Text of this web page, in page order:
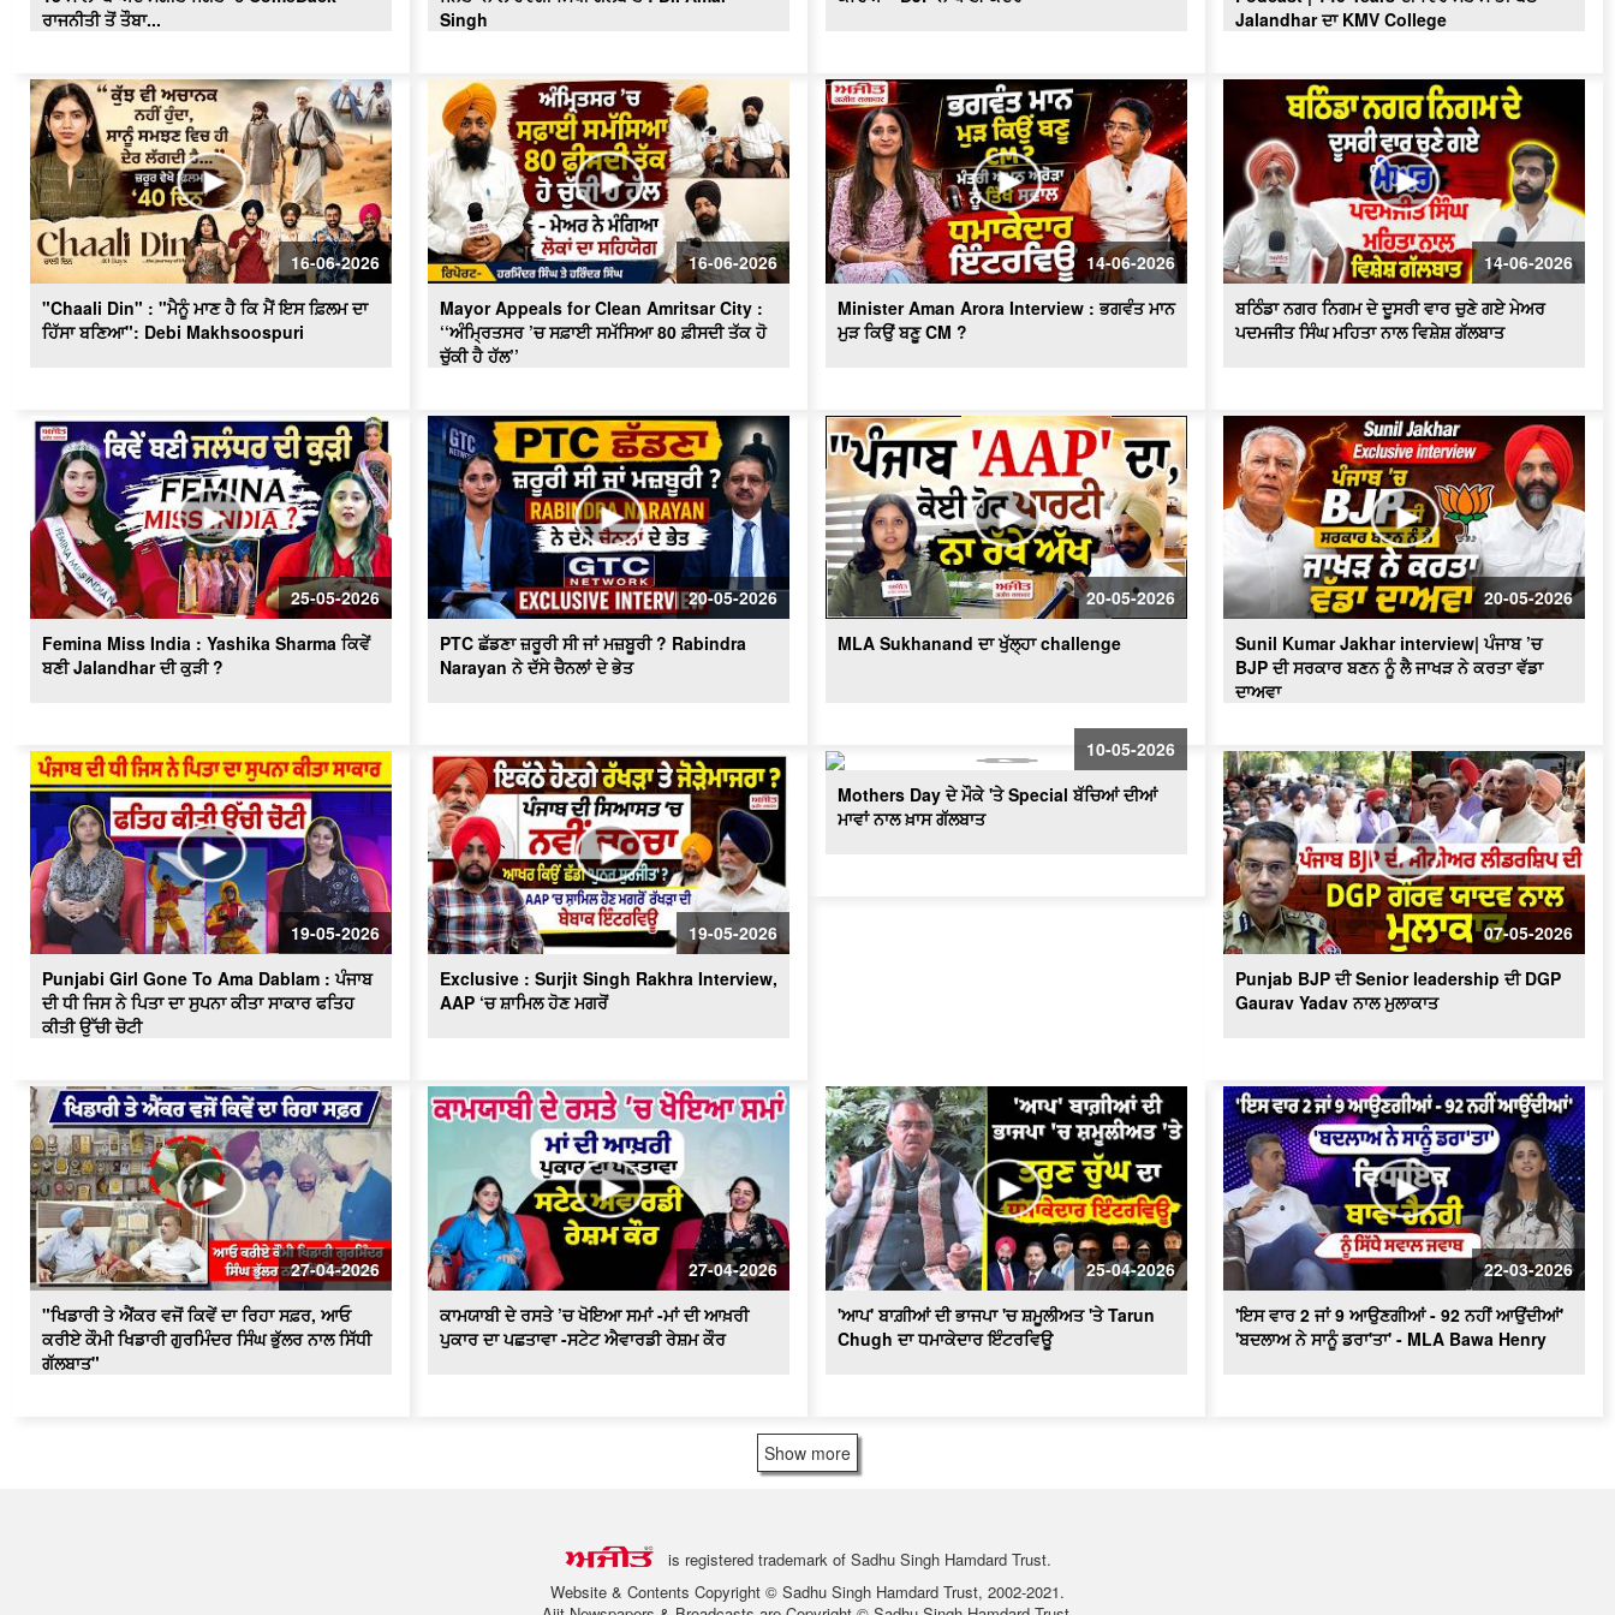
Sunil Kumar Jakhar interview| ਪੰਜਾਬ ’ਚ
BJP ਦੀ ਸਰਕਾਰ ਬਣਨ ਨੂੰ ਲੈ ਜਾਖੜ ਨੇ ਕਰਤਾ
Punjabi Girl Gone To Ama Dablam :
ਪੰਜਾਬ ਦੀ ਧੀ ਜਿਸ ਨੇ ਪਿਤਾ ਦਾ ਸੁਪਨਾ ਕੀਤਾ
ਸਾਕਾਰ ਫਤਿਹ ਕੀਤੀ ਉੱਚੀ ਚੋਟੀ
Exclusive : Surjit Singh Rakhra
Interview, AAP ‘ਚ ਸ਼ਾਮਿਲ ਹੋਣ ਮਗਰੋਂ
Mothers Day ਦੇ ਮੌਕੇ 'ਤੇ Special ਬੱਚਿਆਂ
ਦੀਆਂ ਮਾਵਾਂ ਨਾਲ ਖ਼ਾਸ ਗੱਲਬਾਤ
Punjab BJP ਦੀ Senior leadership ਦੀ
DGP Gaurav Yadav ਨਾਲ ਮੁਲਾਕਾਤ
ਕਾਮਯਾਬੀ ਦੇ ਰਸਤੇ ’ਚ ਖੋਇਆ ਸਮਾਂ -ਮਾਂ ਦੀ
ਆਖ਼ਰੀ ਪੁਕਾਰ ਦਾ ਪਛਤਾਵਾ -ਸਟੇਟ ਐਵਾਰਡੀ
ਰੇਸ਼ਮ ਕੌਰ
'ਆਪ' ਬਾਗ਼ੀਆਂ ਦੀ ਭਾਜਪਾ 'ਚ ਸ਼ਮੂਲੀਅਤ 'ਤੇ
Tarun Chugh ਦਾ ਧਮਾਕੇਦਾਰ ਇੰਟਰਵਿਊ
'ਇਸ ਵਾਰ 2 ਜਾਂ 9 ਆਉਣਗੀਆਂ - 92 ਨਹੀਂ
ਆਉਂਦੀਆਂ' 'ਬਦਲਾਅ ਨੇ ਸਾਨੂੰ ਡਰਾ'ਤਾ' - MLA
Bawa Henry
ਰਾਜਨੀਤੀ ਤੋਂ ਤੌਬਾ...
Singh
Jalandhar ਦਾ KMV College
16-06-2026
"Chaali Din" : "ਮੈਨੂੰ ਮਾਣ ਹੈ ਕਿ ਮੈਂ ਇਸ ਫ਼ਿਲਮ ਦਾ
ਹਿੱਸਾ ਬਣਿਆ": Debi Makhsoospuri
16-06-2026
Mayor Appeals for Clean Amritsar City :
‘‘ਅੰਮ੍ਰਿਤਸਰ ’ਚ ਸਫ਼ਾਈ ਸਮੱਸਿਆ 80 ਫ਼ੀਸਦੀ ਤੱਕ ਹੋ
ਚੁੱਕੀ ਹੈ ਹੱਲ’’
14-06-2026
Minister Aman Arora Interview : ਭਗਵੰਤ ਮਾਨ
ਮੁੜ ਕਿਉਂ ਬਣੂ CM ?
14-06-2026
ਬਠਿੰਡਾ ਨਗਰ ਨਿਗਮ ਦੇ ਦੂਸਰੀ ਵਾਰ ਚੁਣੇ ਗਏ ਮੇਅਰ
ਪਦਮਜੀਤ ਸਿੰਘ ਮਹਿਤਾ ਨਾਲ ਵਿਸ਼ੇਸ਼ ਗੱਲਬਾਤ
25-05-2026
Femina Miss India : Yashika Sharma ਕਿਵੇਂ
ਬਣੀ Jalandhar ਦੀ ਕੁੜੀ ?
20-05-2026
PTC ਛੱਡਣਾ ਜ਼ਰੂਰੀ ਸੀ ਜਾਂ ਮਜ਼ਬੂਰੀ ? Rabindra
Narayan ਨੇ ਦੱਸੇ ਚੈਨਲਾਂ ਦੇ ਭੇਤ
20-05-2026
MLA Sukhanand ਦਾ ਖੁੱਲ੍ਹਾ challenge
20-05-2026
Sunil Kumar Jakhar interview| ਪੰਜਾਬ ’ਚ
BJP ਦੀ ਸਰਕਾਰ ਬਣਨ ਨੂੰ ਲੈ ਜਾਖੜ ਨੇ ਕਰਤਾ ਵੱਡਾ
ਦਾਅਵਾ
19-05-2026
Punjabi Girl Gone To Ama Dablam : ਪੰਜਾਬ
ਦੀ ਧੀ ਜਿਸ ਨੇ ਪਿਤਾ ਦਾ ਸੁਪਨਾ ਕੀਤਾ ਸਾਕਾਰ ਫਤਿਹ
ਕੀਤੀ ਉੱਚੀ ਚੋਟੀ
19-05-2026
Exclusive : Surjit Singh Rakhra Interview,
AAP ‘ਚ ਸ਼ਾਮਿਲ ਹੋਣ ਮਗਰੋਂ
10-05-2026
Mothers Day ਦੇ ਮੌਕੇ 'ਤੇ Special ਬੱਚਿਆਂ ਦੀਆਂ
ਮਾਵਾਂ ਨਾਲ ਖ਼ਾਸ ਗੱਲਬਾਤ
07-05-2026
Punjab BJP ਦੀ Senior leadership ਦੀ DGP
Gaurav Yadav ਨਾਲ ਮੁਲਾਕਾਤ
27-04-2026
"ਖਿਡਾਰੀ ਤੇ ਐਂਕਰ ਵਜੋਂ ਕਿਵੇਂ ਦਾ ਰਿਹਾ ਸਫ਼ਰ, ਆਓ
ਕਰੀਏ ਕੌਮੀ ਖਿਡਾਰੀ ਗੁਰਮਿੰਦਰ ਸਿੰਘ ਭੁੱਲਰ ਨਾਲ ਸਿੱਧੀ
ਗੱਲਬਾਤ"
27-04-2026
ਕਾਮਯਾਬੀ ਦੇ ਰਸਤੇ ’ਚ ਖੋਇਆ ਸਮਾਂ -ਮਾਂ ਦੀ ਆਖ਼ਰੀ
ਪੁਕਾਰ ਦਾ ਪਛਤਾਵਾ -ਸਟੇਟ ਐਵਾਰਡੀ ਰੇਸ਼ਮ ਕੌਰ
25-04-2026
'ਆਪ' ਬਾਗ਼ੀਆਂ ਦੀ ਭਾਜਪਾ 'ਚ ਸ਼ਮੂਲੀਅਤ 'ਤੇ Tarun
Chugh ਦਾ ਧਮਾਕੇਦਾਰ ਇੰਟਰਵਿਊ
22-03-2026
'ਇਸ ਵਾਰ 2 ਜਾਂ 9 ਆਉਣਗੀਆਂ - 92 ਨਹੀਂ ਆਉਂਦੀਆਂ'
'ਬਦਲਾਅ ਨੇ ਸਾਨੂੰ ਡਰਾ'ਤਾ' - MLA Bawa Henry
Show more
is registered trademark of Sadhu Singh Hamdard Trust.
Website & Contents Copyright © Sadhu Singh Hamdard Trust, 2002-2021.